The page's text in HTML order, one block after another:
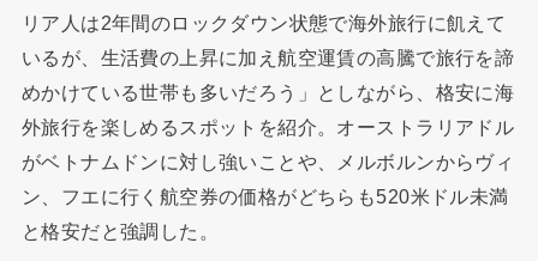
リア人は2年間のロックダウン状態で海外旅行に飢えて
いるが、生活費の上昇に加え航空運賃の高騰で旅行を諦
めかけている世帯も多いだろう」としながら、格安に海
外旅行を楽しめるスポットを紹介。オーストラリアドル
がベトナムドンに対し強いことや、メルボルンからヴィ
ン、フエに行く航空券の価格がどちらも520米ドル未満
と格安だと強調した。